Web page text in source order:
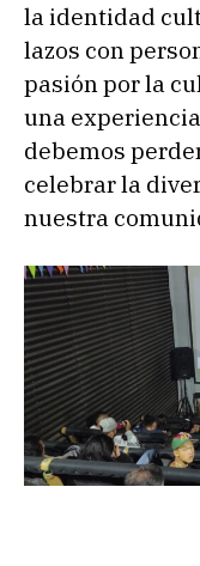
la identidad
lazos con
pasión por la
una
debemos
celebrar la
nuestra